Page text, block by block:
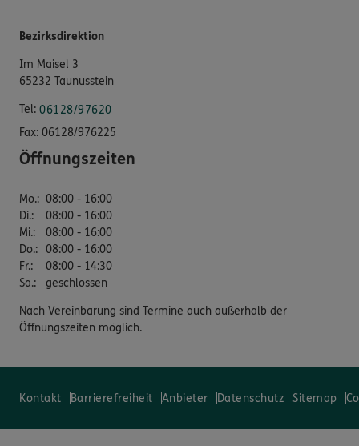
Bezirksdirektion
Im Maisel 3
65232 Taunusstein
Tel: 06128/97620
Fax: 06128/976225
Öffnungszeiten
Mo.: 08:00 - 16:00
Di.:
08:00 - 16:00
Mi.:
08:00 - 16:00
Do.: 08:00 - 16:00
Fr.:
08:00 - 14:30
Sa.: geschlossen
Nach Vereinbarung sind Termine auch außerhalb der
Öffnungszeiten möglich.
Kontakt Barrierefreiheit Anbieter Datenschutz Sitemap